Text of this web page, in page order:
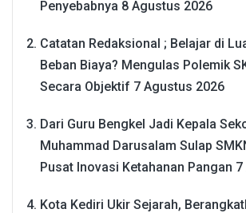
Penyebabnya 8 Agustus 2026
Catatan Redaksional ; Belajar di
Beban Biaya? Mengulas Polemik
Secara Objektif 7 Agustus 2026
Dari Guru Bengkel Jadi Kepala
Muhammad Darusalam Sulap
Pusat Inovasi Ketahanan Pangan
Kota Kediri Ukir Sejarah,